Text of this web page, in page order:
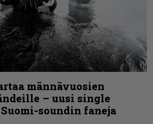
männävuosien
– uusi single
soundin faneja